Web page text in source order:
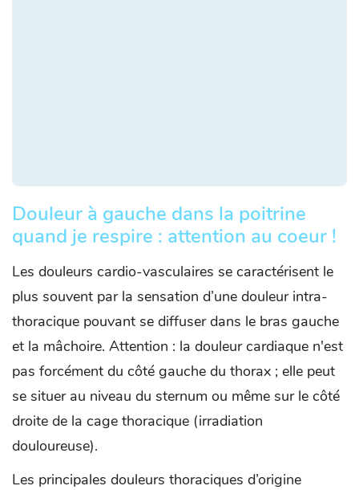
Douleur à gauche dans la poitrine
quand je respire : attention au coeur !
Les douleurs cardio-vasculaires se caractérisent le
plus souvent par la sensation d’une douleur intra-
thoracique pouvant se diffuser dans le bras gauche
et la mâchoire. Attention : la douleur cardiaque n'est
pas forcément du côté gauche du thorax ; elle peut
se situer au niveau du sternum ou même sur le côté
droite de la cage thoracique (irradiation
douloureuse).
Les principales douleurs thoraciques d’origine